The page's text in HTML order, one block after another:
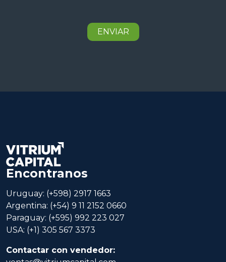
ENVIAR
Encontranos
Uruguay: (+598) 2917 1663
Argentina: (+54) 9 11 2152 0660
Paraguay: (+595) 992 223 027
USA: (+1) 305 567 3373
Contactar con vendedor: